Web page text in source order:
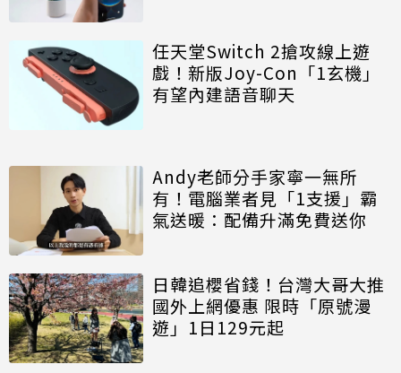
任天堂Switch 2搶攻線上遊
戲！新版Joy-Con「1玄機」
有望內建語音聊天
Andy老師分手家寧一無所
有！電腦業者見「1支援」霸
氣送暖：配備升滿免費送你
日韓追櫻省錢！台灣大哥大推
國外上網優惠 限時「原號漫
遊」1日129元起